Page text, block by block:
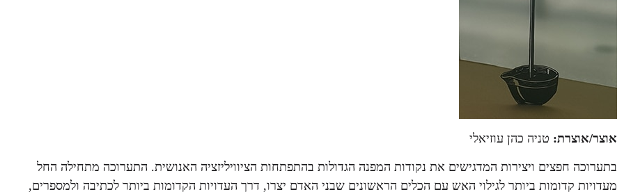
אוצר/אוצרת: טניה כהן עוזיאלי
בתערוכה חפצים ויצירות המדגישים את נקודות המפנה הגדולות בהתפתחות הציוויליזציה האנושית. התערוכה מתחילה החל
מעדויות קדומות ביותר לגילוי האש עם הכלים הראשונים שבני האדם יצרו, דרך העדויות הקדומות ביותר לכתיבה ולמספרים,